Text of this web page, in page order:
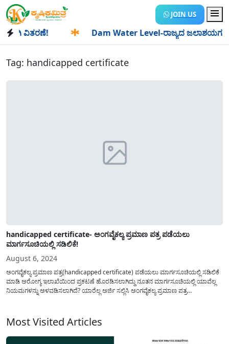
JOIN US
ವಿತರಣೆ! Dam Water Level-ರಾಜ್ಯದ ಜಲಾಶಯಗಳಿಗೆ
Tag: handicapped certificate
handicapped certificate- ಅಂಗವೈಕಲ್ಯ ಪ್ರಮಾಣ ಪತ್ರ ಪಡೆಯಲು
ಮಾರ್ಗಸೂಚಿಯಲ್ಲಿ ಸಡಿಲಿಕೆ!
August 6, 2024
ಅಂಗವೈಕಲ್ಯ ಪ್ರಮಾಣ ಪತ್ರ(handicapped certificate) ಪಡೆಯಲು ಮಾರ್ಗಸೂಚಿಯಲ್ಲಿ ಸಡಿಲಿಕೆ
ಮಾಡಿ ಅರೋಗ್ಯ ಇಲಾಖೆಯಿಂದ ಪ್ರಕಟಣೆ ಹೊರಡಿಸಲಾಗಿದ್ದು ನೂತನ ಮಾರ್ಗಸೂಚಿಯಲ್ಲಿ ಯಾವೆಲ್ಲ
ನಿಯಮಗಳನ್ನು ಅಳವಡಿಸಲಾಗಿದೆ? ಯಾರೆಲ್ಲ ಅರ್ಜಿ ಸಲ್ಲಿಸಿ ಅಂಗವೈಕಲ್ಯ ಪ್ರಮಾಣ ಪತ್ರ
Most Visited Articles